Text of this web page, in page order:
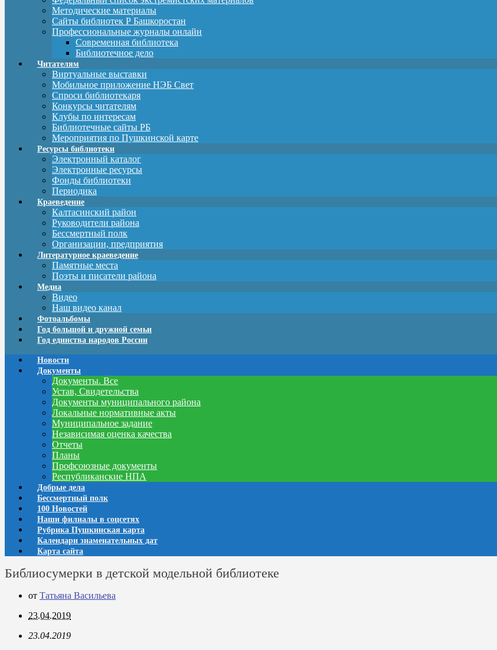
Методические материалы
Сайты библиотек Р Башкоростан
Профессиональные журналы онлайн
Современная библиотека
Библиотечное дело
Читателям
Виртуальные выставки
Мобильное приложение НЭБ Свет
Спроси библиотекаря
Конкурсы читателям
Клубы по интересам
Библиотечные сайты РБ
Мероприятия по Пушкинской карте
Ресурсы библиотеки
Электронный каталог
Электронные ресурсы
Фонды библиотеки
Периодика
Краеведение
Калтасинский район
Руководители района
Бессмертный полк
Организации, предприятия
Литературное краеведение
Памятные места
Поэты и писатели района
Медиа
Видео
Наш видео канал
Фотоальбомы
Год большой и дружной семьи
Год единства народов России
Новости
Документы
Документы. Все
Устав, Свидетельства
Документы муниципального района
Локальные нормативные акты
Муниципальное задание
Независимая оценка качества
Отчеты
Планы
Профсоюзные документы
Республиканские НПА
Добрые дела
Бессмертный полк
100 Новостей
Наши филиалы в соцсетях
Рубрика Пушкинская карта
Календари знаменательных дат
Карта сайта
Библиосумерки в детской модельной библиотеке
от Татьяна Васильева
23.04.2019
23.04.2019